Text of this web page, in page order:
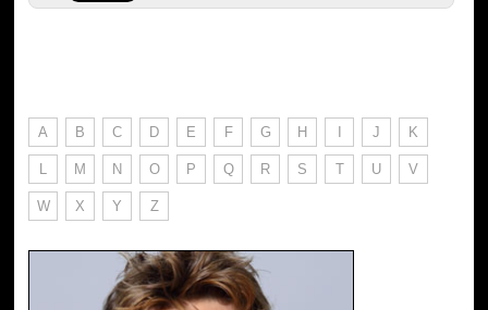
A B C D E F G H I J K
L M N O P Q R S T U V
W X Y Z